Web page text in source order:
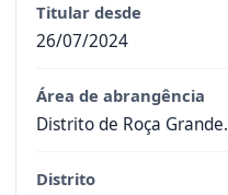
Titular desde
26/07/2024
Área de abrangência
Distrito de Roça Grande.
Distrito